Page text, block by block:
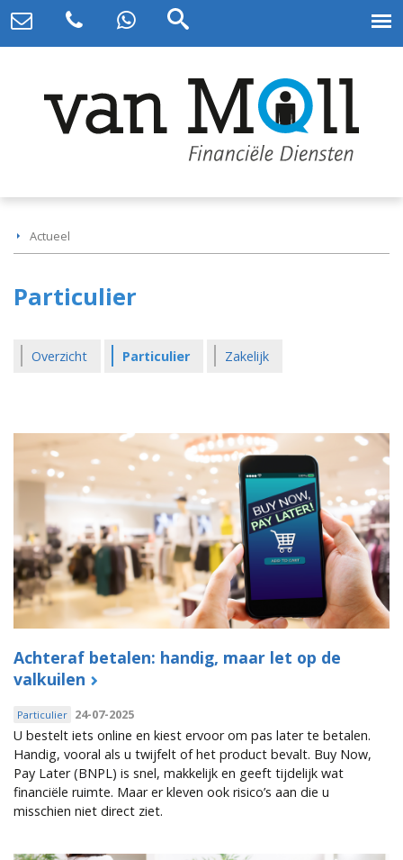
Actueel
Particulier
Overzicht Particulier Zakelijk
Achteraf betalen: handig, maar let op de
valkuilen
Particulier 24-07-2025
U bestelt iets online en kiest ervoor om pas later te betalen.
Handig, vooral als u twijfelt of het product bevalt. Buy Now,
Pay Later (BNPL) is snel, makkelijk en geeft tijdelijk wat
financiële ruimte. Maar er kleven ook risico’s aan die u
misschien niet direct ziet.